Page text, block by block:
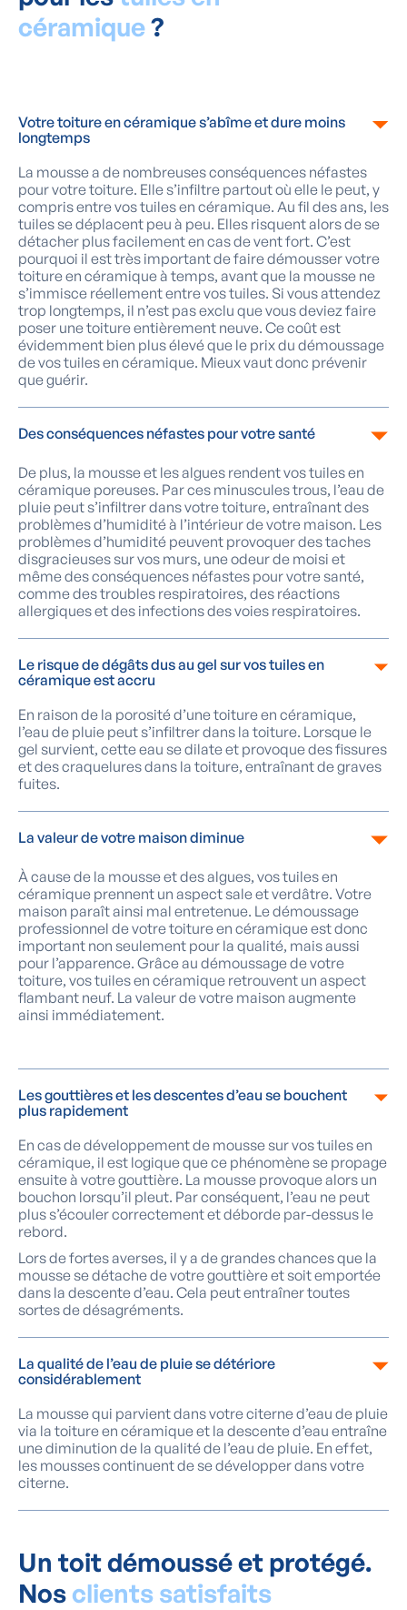
céramique?
Votre toiture en céramique s’abîme et dure moins
longtemps
La mousse a de nombreuses conséquences néfastes
pour votre toiture. Elle s’infiltre partout où elle le peut, y
compris entre vos tuiles en céramique. Au fil des ans, les
tuiles se déplacent peu à peu. Elles risquent alors de se
détacher plus facilement en cas de vent fort. C’est
pourquoi il est très important de faire démousser votre
toiture en céramique à temps, avant que la mousse ne
s’immisce réellement entre vos tuiles. Si vous attendez
trop longtemps, il n’est pas exclu que vous deviez faire
poser une toiture entièrement neuve. Ce coût est
évidemment bien plus élevé que le prix du démoussage
de vos tuiles en céramique. Mieux vaut donc prévenir
que guérir.
Des conséquences néfastes pour votre santé
De plus, la mousse et les algues rendent vos tuiles en
céramique poreuses. Par ces minuscules trous, l’eau de
pluie peut s’infiltrer dans votre toiture, entraînant des
problèmes d’humidité à l’intérieur de votre maison. Les
problèmes d’humidité peuvent provoquer des taches
disgracieuses sur vos murs, une odeur de moisi et
même des conséquences néfastes pour votre santé,
comme des troubles respiratoires, des réactions
allergiques et des infections des voies respiratoires.
Le risque de dégâts dus au gel sur vos tuiles en
céramique est accru
En raison de la porosité d’une toiture en céramique,
l’eau de pluie peut s’infiltrer dans la toiture. Lorsque le
gel survient, cette eau se dilate et provoque des fissures
et des craquelures dans la toiture, entraînant de graves
fuites.
La valeur de votre maison diminue
À cause de la mousse et des algues, vos tuiles en
céramique prennent un aspect sale et verdâtre. Votre
maison paraît ainsi mal entretenue. Le démoussage
professionnel de votre toiture en céramique est donc
important non seulement pour la qualité, mais aussi
pour l’apparence. Grâce au démoussage de votre
toiture, vos tuiles en céramique retrouvent un aspect
flambant neuf. La valeur de votre maison augmente
ainsi immédiatement.
Les gouttières et les descentes d’eau se bouchent
plus rapidement
En cas de développement de mousse sur vos tuiles en
céramique, il est logique que ce phénomène se propage
ensuite à votre gouttière. La mousse provoque alors un
bouchon lorsqu’il pleut. Par conséquent, l’eau ne peut
plus s’écouler correctement et déborde par-dessus le
rebord.
Lors de fortes averses, il y a de grandes chances que la
mousse se détache de votre gouttière et soit emportée
dans la descente d’eau. Cela peut entraîner toutes
sortes de désagréments.
La qualité de l’eau de pluie se détériore
considérablement
La mousse qui parvient dans votre citerne d’eau de pluie
via la toiture en céramique et la descente d’eau entraîne
une diminution de la qualité de l’eau de pluie. En effet,
les mousses continuent de se développer dans votre
citerne.
Un toit démoussé et protégé.
Nos clients satisfaits